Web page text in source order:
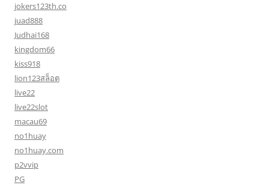
jokers123th.co
juad888
Judhai168
kingdom66
kiss918
lion123สล็อต
live22
live22slot
macau69
no1huay
no1huay.com
p2vvip
PG